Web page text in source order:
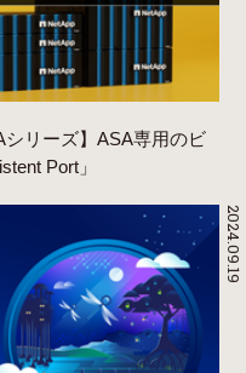
シリーズ】ASA専用のビ
Port」
2024.09.19